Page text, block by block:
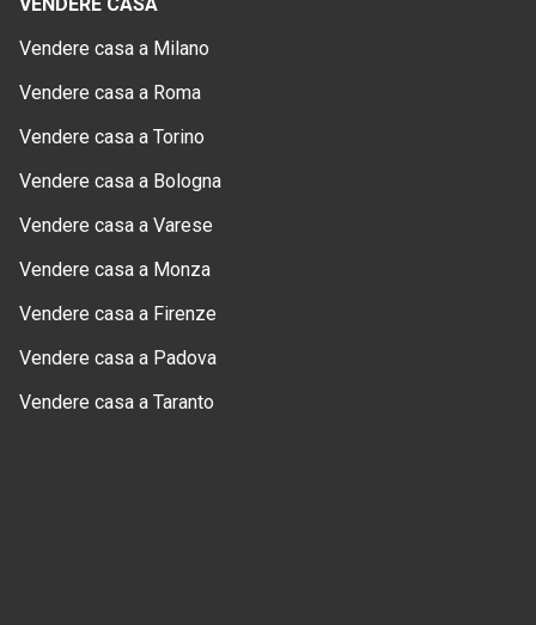
VENDERE CASA
Vendere casa a Milano
Vendere casa a Roma
Vendere casa a Torino
Vendere casa a Bologna
Vendere casa a Varese
Vendere casa a Monza
Vendere casa a Firenze
Vendere casa a Padova
Vendere casa a Taranto